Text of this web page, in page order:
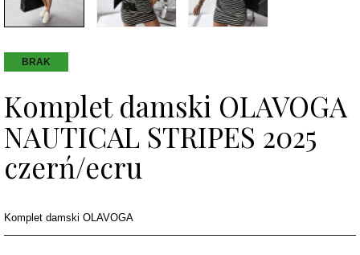
BRAK
Komplet damski OLAVOGA
NAUTICAL STRIPES 2025
czerń/ecru
Komplet damski OLAVOGA